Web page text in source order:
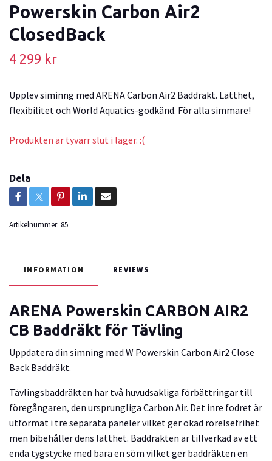
Powerskin Carbon Air2
ClosedBack
4 299 kr
Upplev siminng med ARENA Carbon Air2 Baddräkt. Lätthet,
flexibilitet och World Aquatics-godkänd. För alla simmare!
Produkten är tyvärr slut i lager. :(
Dela
Artikelnummer: 85
INFORMATION REVIEWS
ARENA Powerskin CARBON AIR2
CB Baddräkt för Tävling
Uppdatera din simning med W Powerskin Carbon Air2 Close
Back Baddräkt.
Tävlingsbaddräkten har två huvudsakliga förbättringar till
föregångaren, den ursprungliga Carbon Air. Det inre fodret är
utformat i tre separata paneler vilket ger ökad rörelsefrihet
men bibehåller dens lätthet. Baddräkten är tillverkad av ett
enda tygstycke med bara en söm vilket ger baddräkten en